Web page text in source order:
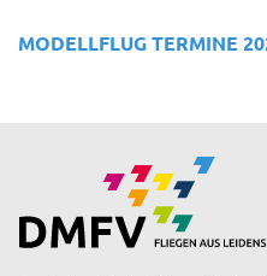
MODELLFLUG TERMINE